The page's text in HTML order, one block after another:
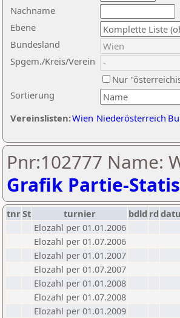
Nachname
Ebene
Sortierung
Bundesland
Spgem./Kreis/Verein
Nur
Vereinslisten:Wien Niederösterreich
Pnr:102777 Name:
Grafik Partie-
tnrSt turnier bdld rd
Elozahl per 01.01.2006
Elozahl per 01.07.2006
Elozahl per 01.01.2007
Elozahl per 01.07.2007
Elozahl per 01.01.2008
Elozahl per 01.07.2008
Elozahl per 01.01.2009